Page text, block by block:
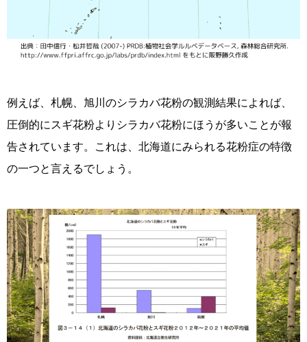
例えば、札幌、旭川のシラカバ花粉の観測結果によれば、
圧倒的にスギ花粉よりシラカバ花粉にほうが多いことが報
告されています。これは、北海道にみられる花粉症の特徴
の一つと言えるでしょう。